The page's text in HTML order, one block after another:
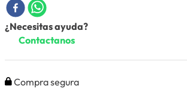
¿Necesitas ayuda?
Contactanos
Compra segura